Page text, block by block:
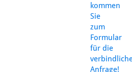
kommen
Sie
zum
Formular
für die
Anfrage!